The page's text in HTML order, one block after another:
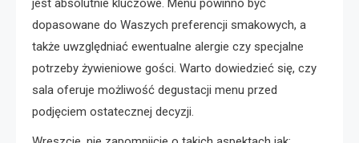
jest absolutnie kluczowe. Menu powinno być
dopasowane do Waszych preferencji smakowych, a
także uwzględniać ewentualne alergie czy specjalne
potrzeby żywieniowe gości. Warto dowiedzieć się, czy
sala oferuje możliwość degustacji menu przed
podjęciem ostatecznej decyzji.